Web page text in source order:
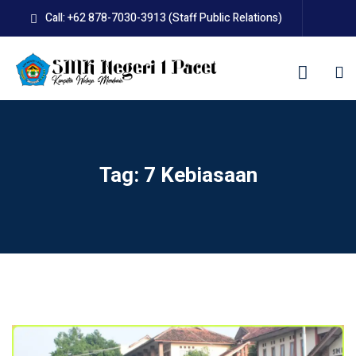
content
Call: +62 878-7030-3913 (Staff Public Relations)
Tag: 7 Kebiasaan